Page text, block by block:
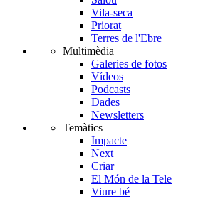
Vila-seca
Priorat
Terres de l'Ebre
Multimèdia
Galeries de fotos
Vídeos
Podcasts
Dades
Newsletters
Temàtics
Impacte
Next
Criar
El Món de la Tele
Viure bé